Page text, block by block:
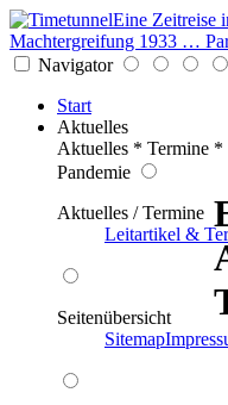
Eine Zeitreise
Machtergreifung 1933 …
Navigator
Start
Aktuelles
Aktuelles * Termine
Pandemie
Aktuelles / Termine
Leitartikel &
Seitenübersicht
Sitemap